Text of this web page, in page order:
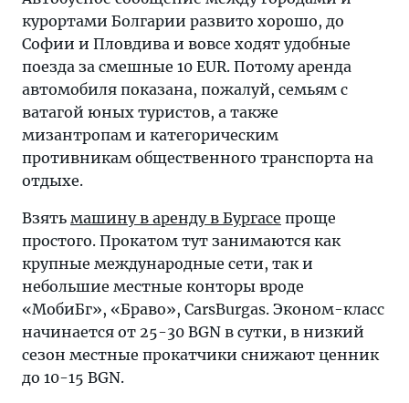
курортами Болгарии развито хорошо, до
Софии и Пловдива и вовсе ходят удобные
поезда за смешные 10 EUR. Потому аренда
автомобиля показана, пожалуй, семьям с
ватагой юных туристов, а также
мизантропам и категорическим
противникам общественного транспорта на
отдыхе.
Взять машину в аренду в Бургасе проще
простого. Прокатом тут занимаются как
крупные международные сети, так и
небольшие местные конторы вроде
«МобиБг», «Браво», CarsBurgas. Эконом-класс
начинается от 25-30 BGN в сутки, в низкий
сезон местные прокатчики снижают ценник
до 10-15 BGN.